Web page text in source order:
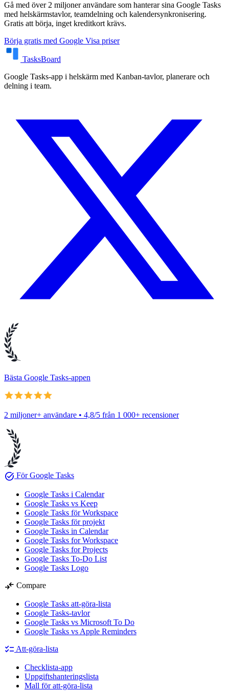
Gå med över 2 miljoner användare som hanterar sina Google Tasks
med helskärmstavlor, teamdelning och kalendersynkronisering.
Gratis att börja, inget kreditkort krävs.
Börja gratis med Google Visa priser
TasksBoard
Google Tasks-app i helskärm med Kanban-tavlor, planerare och
delning i team.
Bästa Google Tasks-appen
2 miljoner+ användare • 4,8/5 från 1 000+ recensioner
task_alt För Google Tasks
Google Tasks i Calendar
Google Tasks vs Keep
Google Tasks för Workspace
Google Tasks för projekt
Google Tasks in Calendar
Google Tasks for Workspace
Google Tasks for Projects
Google Tasks To-Do List
Google Tasks Logo
compare_arrows Compare
Google Tasks att-göra-lista
Google Tasks-tavlor
Google Tasks vs Microsoft To Do
Google Tasks vs Apple Reminders
checklist Att-göra-lista
Checklista-app
Uppgiftshanteringslista
Mall för att-göra-lista